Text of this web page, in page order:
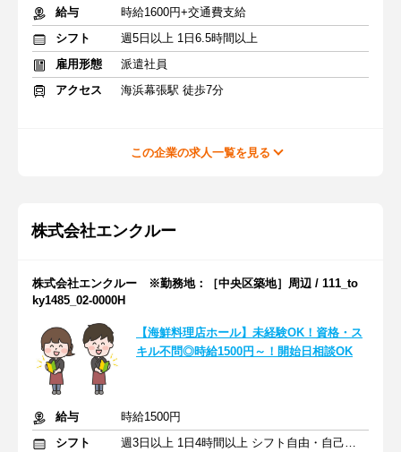
給与
時給1600円+交通費支給
シフト
週5日以上 1日6.5時間以上
雇用形態
派遣社員
アクセス
海浜幕張駅 徒歩7分
この企業の求人一覧を見る
株式会社エンクルー
株式会社エンクルー ※勤務地：［中央区築地］周辺 / 111_to
ky1485_02-0000H
【海鮮料理店ホール】未経験OK！資格・ス
キル不問◎時給1500円～！開始日相談OK
給与
時給1500円
シフト
週3日以上 1日4時間以上 シフト自由・自己申告